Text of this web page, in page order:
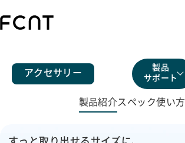
アクセサリー
製品
サポート
製品紹介スペック使い方